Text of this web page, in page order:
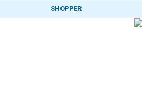
SHOPPER